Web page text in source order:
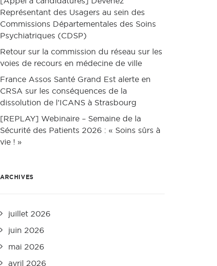
Représentant des Usagers au sein des
Commissions Départementales des Soins
Psychiatriques (CDSP)
Retour sur la commission du réseau sur les
voies de recours en médecine de ville
France Assos Santé Grand Est alerte en
CRSA sur les conséquences de la
dissolution de l’ICANS à Strasbourg
[REPLAY] Webinaire – Semaine de la
Sécurité des Patients 2026 : « Soins sûrs à
vie ! »
ARCHIVES
juillet 2026
juin 2026
mai 2026
avril 2026